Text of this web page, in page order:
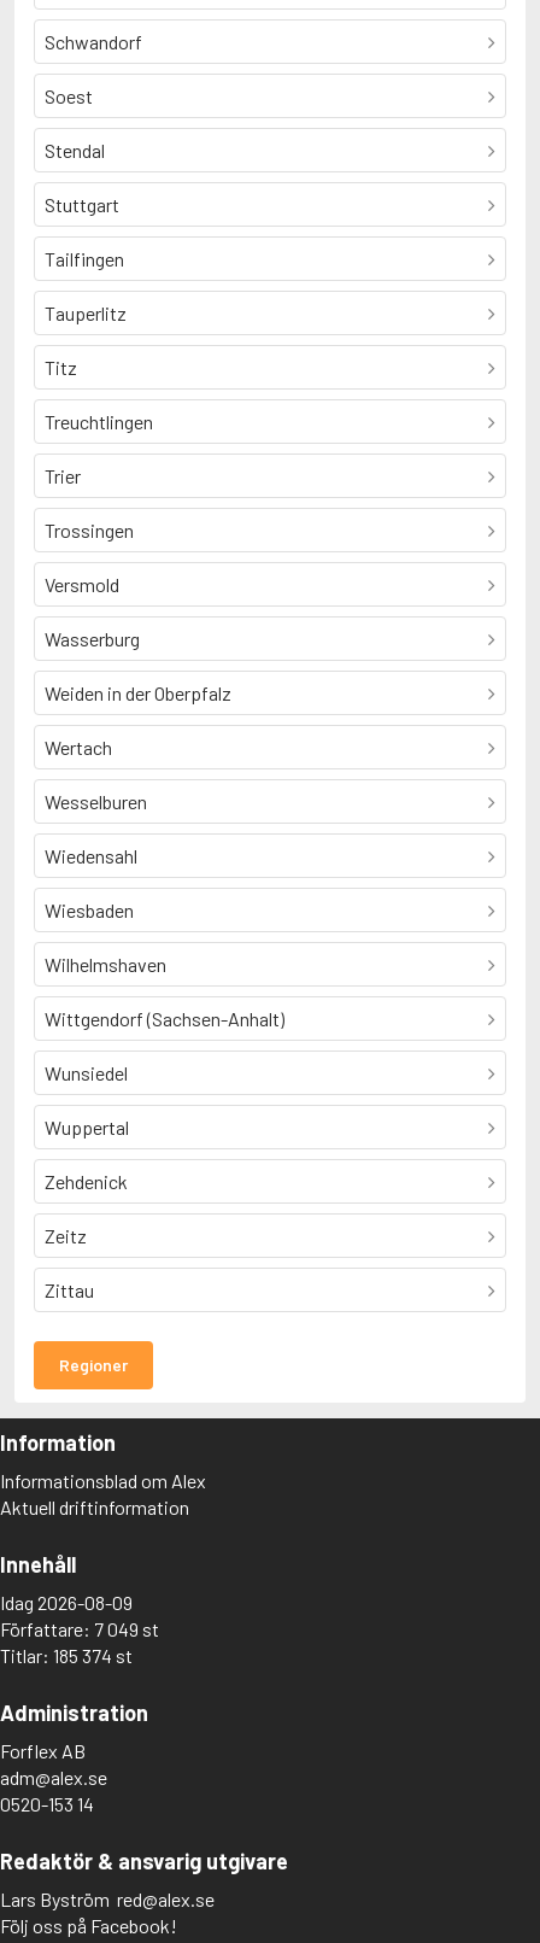
Schwandorf
Soest
Stendal
Stuttgart
Tailfingen
Tauperlitz
Titz
Treuchtlingen
Trier
Trossingen
Versmold
Wasserburg
Weiden in der Oberpfalz
Wertach
Wesselburen
Wiedensahl
Wiesbaden
Wilhelmshaven
Wittgendorf (Sachsen-Anhalt)
Wunsiedel
Wuppertal
Zehdenick
Zeitz
Zittau
Regioner
Information
Informationsblad om Alex
Aktuell driftinformation
Innehåll
Idag 2026-08-09
Författare: 7 049 st
Titlar: 185 374 st
Administration
Forflex AB
adm@alex.se
0520-153 14
Redaktör & ansvarig utgivare
Lars Byström red@alex.se
Följ oss på Facebook!